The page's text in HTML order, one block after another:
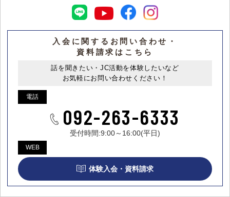
入会に関するお問い合わせ・
資料請求はこちら
話を聞きたい・JC活動を体験したいなど
お気軽にお問い合わせください！
電話
092-263-6333
受付時間:9:00～16:00(平日)
WEB
体験入会・資料請求